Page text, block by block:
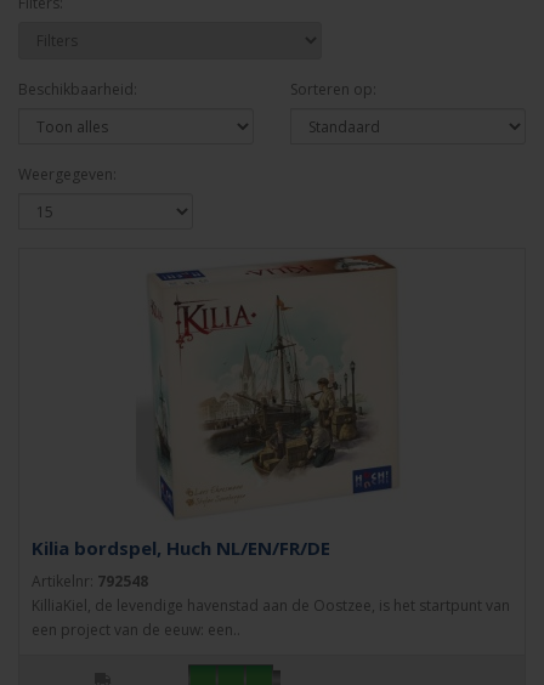
Beschikbaarheid: Sorteren op:
Weergegeven:
Kilia bordspel, Huch NL/EN/FR/DE
Artikelnr: 792548
KilliaKiel, de levendige havenstad aan de Oostzee, is het startpunt van
een project van de eeuw: een..